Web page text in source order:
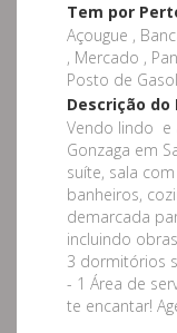
Tem por
Açougue ,
, Mercado ,
Posto de
Descrição do
Vendo lindo e
Gonzaga em
suíte, sala
banheiros,
demarcada
incluindo
3 dormitórios
- 1 Área de
te encantar!